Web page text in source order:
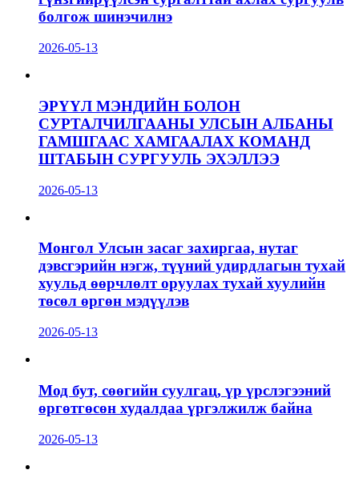
болгож шинэчилнэ
2026-05-13
ЭРҮҮЛ МЭНДИЙН БОЛОН
СУРТАЛЧИЛГААНЫ УЛСЫН АЛБАНЫ
ГАМШГААС ХАМГААЛАХ КОМАНД
ШТАБЫН СУРГУУЛЬ ЭХЭЛЛЭЭ
2026-05-13
Монгол Улсын засаг захиргаа, нутаг
дэвсгэрийн нэгж, түүний удирдлагын тухай
хуульд өөрчлөлт оруулах тухай хуулийн
төсөл өргөн мэдүүлэв
2026-05-13
Мод бут, сөөгийн суулгац, үр үрслэгээний
өргөтгөсөн худалдаа үргэлжилж байна
2026-05-13